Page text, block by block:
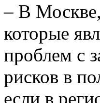
– В
которые
проблем с
рисков в
если в